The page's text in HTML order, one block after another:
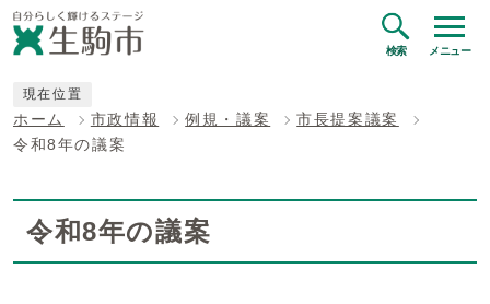
検索 メニュー
現在位置
ホーム 市政情報 例規・議案
市長提案議案
令和8年の議案
令和8年の議案